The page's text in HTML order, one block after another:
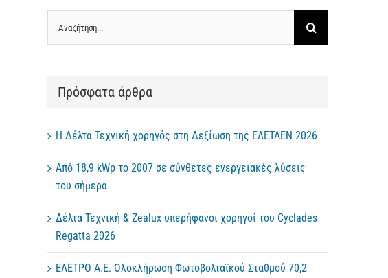
Πρόσφατα άρθρα
Η Δέλτα Τεχνική χορηγός στη Δεξίωση της ΕΛΕΤΑΕΝ 2026
Από 18,9 kWp το 2007 σε σύνθετες ενεργειακές λύσεις
του σήμερα
Δέλτα Τεχνική & Zealux υπερήφανοι χορηγοί του Cyclades
Regatta 2026
ΕΛΕΤΡΟ Α.Ε. Ολοκλήρωση Φωτοβολταϊκού Σταθμού 70,2